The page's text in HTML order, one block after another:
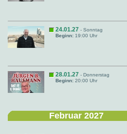
24.01.27 - Sonntag
Beginn: 19:00 Uhr
28.01.27 - Donnerstag
Beginn: 20:00 Uhr
Februar 2027